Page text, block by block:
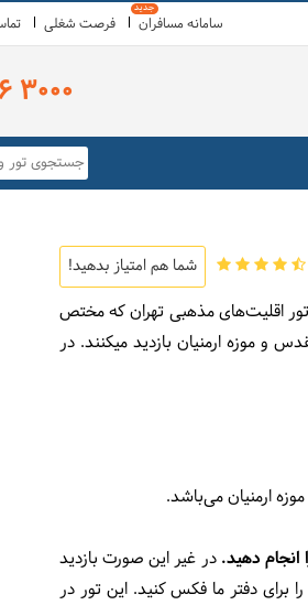
سامانه مسافران فرصت شغلی
3000
شما هم امتیاز بدهید!
کلیسای سرکیس مقدس، کنیسه یهودیان، آتشکده آدریان، کلیسای مریم مقدس و موزه ارمنیان بازدید می‎کنند. در
ارمنیان می‌باشد.
در غیر این صورت بازدید
برای دفتر ما فکس کنید. این تور در